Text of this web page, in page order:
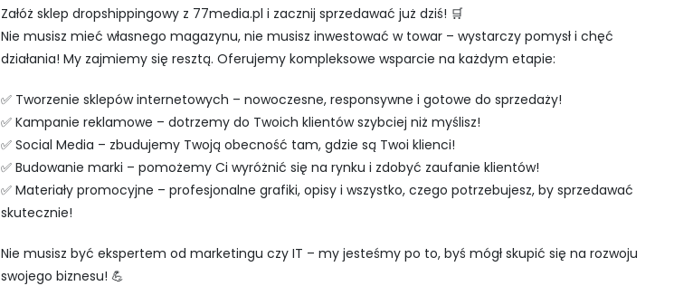
Załóż sklep dropshippingowy z 77media.pl i zacznij sprzedawać już dziś! 🛒
Nie musisz mieć własnego magazynu, nie musisz inwestować w towar – wystarczy pomysł i chęć
działania! My zajmiemy się resztą. Oferujemy kompleksowe wsparcie na każdym etapie:
✅ Tworzenie sklepów internetowych – nowoczesne, responsywne i gotowe do sprzedaży!
✅ Kampanie reklamowe – dotrzemy do Twoich klientów szybciej niż myślisz!
✅ Social Media – zbudujemy Twoją obecność tam, gdzie są Twoi klienci!
✅ Budowanie marki – pomożemy Ci wyróżnić się na rynku i zdobyć zaufanie klientów!
✅ Materiały promocyjne – profesjonalne grafiki, opisy i wszystko, czego potrzebujesz, by sprzedawać
skutecznie!
Nie musisz być ekspertem od marketingu czy IT – my jesteśmy po to, byś mógł skupić się na rozwoju
swojego biznesu! 💪